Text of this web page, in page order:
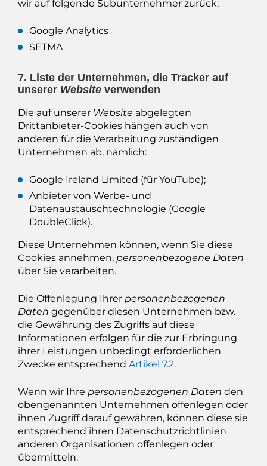
wir auf folgende Subunternehmer zurück:
Google Analytics
SETMA
7. Liste der Unternehmen, die Tracker auf
unserer Website verwenden
Die auf unserer Website abgelegten
Drittanbieter-Cookies hängen auch von
anderen für die Verarbeitung zuständigen
Unternehmen ab, nämlich:
Google Ireland Limited (für YouTube);
Anbieter von Werbe- und
Datenaustauschtechnologie (Google
DoubleClick).
Diese Unternehmen können, wenn Sie diese
Cookies annehmen, personenbezogene Daten
über Sie verarbeiten.
Die Offenlegung Ihrer personenbezogenen
Daten gegenüber diesen Unternehmen bzw.
die Gewährung des Zugriffs auf diese
Informationen erfolgen für die zur Erbringung
ihrer Leistungen unbedingt erforderlichen
Zwecke entsprechend Artikel 7.2.
Wenn wir Ihre personenbezogenen Daten den
obengenannten Unternehmen offenlegen oder
ihnen Zugriff darauf gewähren, können diese sie
entsprechend ihren Datenschutzrichtlinien
anderen Organisationen offenlegen oder
übermitteln.